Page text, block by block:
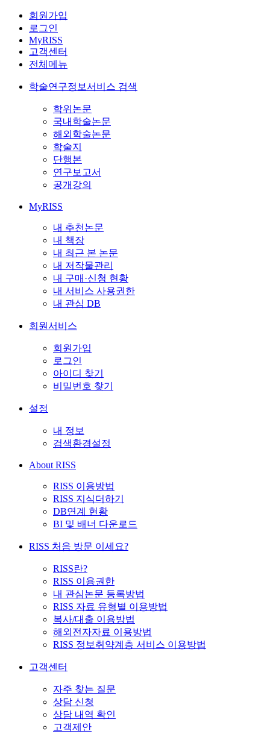
회원가입
로그인
MyRISS
고객센터
전체메뉴
학술연구정보서비스 검색
학위논문
국내학술논문
해외학술논문
학술지
단행본
연구보고서
공개강의
MyRISS
내 추천논문
내 책장
내 최근 본 논문
내 저작물관리
내 구매·신청 현황
내 서비스 사용권한
내 관심 DB
회원서비스
회원가입
로그인
아이디 찾기
비밀번호 찾기
설정
내 정보
검색환경설정
About RISS
RISS 이용방법
RISS 지식더하기
DB연계 현황
BI 및 배너 다운로드
RISS 처음 방문 이세요?
RISS란?
RISS 이용권한
내 관심논문 등록방법
RISS 자료 유형별 이용방법
복사/대출 이용방법
해외전자자료 이용방법
RISS 정보취약계층 서비스 이용방법
고객센터
자주 찾는 질문
상담 신청
상담 내역 확인
고객제안